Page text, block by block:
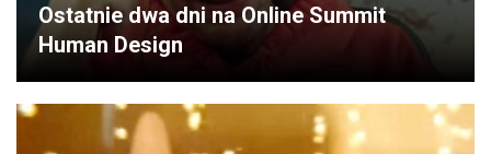
Ostatnie dwa dni na Online Summit
Human Design